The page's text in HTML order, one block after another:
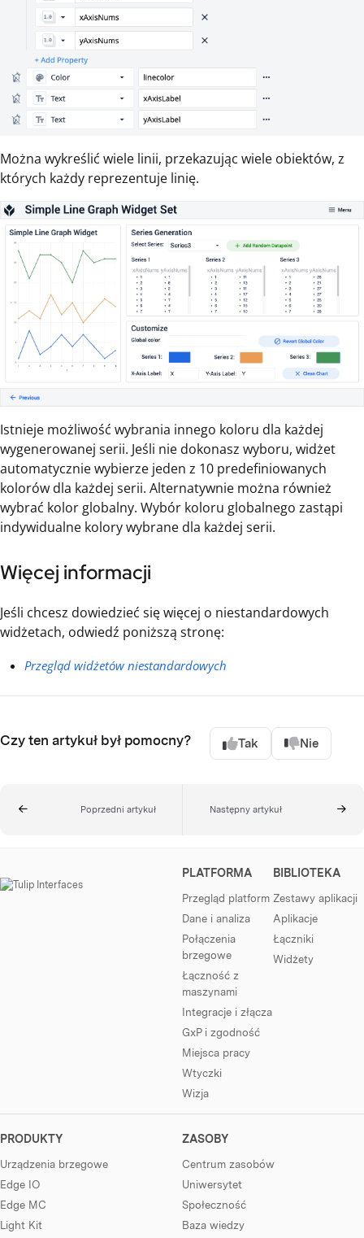
Można wykreślić wiele linii, przekazując wiele obiektów, z
których każdy reprezentuje linię.
Istnieje możliwość wybrania innego koloru dla każdej
wygenerowanej serii. Jeśli nie dokonasz wyboru, widżet
automatycznie wybierze jeden z 10 predefiniowanych
kolorów dla każdej serii. Alternatywnie można również
wybrać kolor globalny. Wybór koloru globalnego zastąpi
indywidualne kolory wybrane dla każdej serii.
Więcej informacji
Jeśli chcesz dowiedzieć się więcej o niestandardowych
widżetach, odwiedź poniższą stronę:
Przegląd widżetów niestandardowych
Czy ten artykuł był pomocny? Tak Nie
Poprzedni artykuł Następny artykuł
PLATFORMA
Przegląd platform
Dane i analiza
Połączenia
brzegowe
Łączność z
maszynami
Integracje i złącza
GxP i zgodność
Miejsca pracy
Wtyczki
Wizja
BIBLIOTEKA
Zestawy aplikacji
Aplikacje
Łączniki
Widżety
PRODUKTY
Urządzenia brzegowe
Edge IO
Edge MC
Light Kit
ZASOBY
Centrum zasobów
Uniwersytet
Społeczność
Baza wiedzy